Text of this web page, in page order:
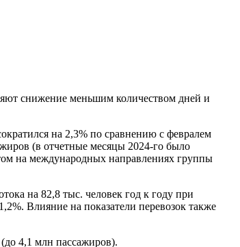
снижение меньшим количеством дней и
на 2,3% по сравнению с февралем
(в отчетные месяцы 2024-го было
на международных направлениях группы
на 82,8 тыс. человек год к году при
Влияние на показатели перевозок также
4,1 млн пассажиров).